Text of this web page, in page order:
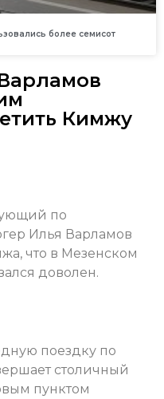
более семисот
Кимжу
по
Илья Варламов
что в Мезенском
доволен.
поездку по
столичный
пунктом